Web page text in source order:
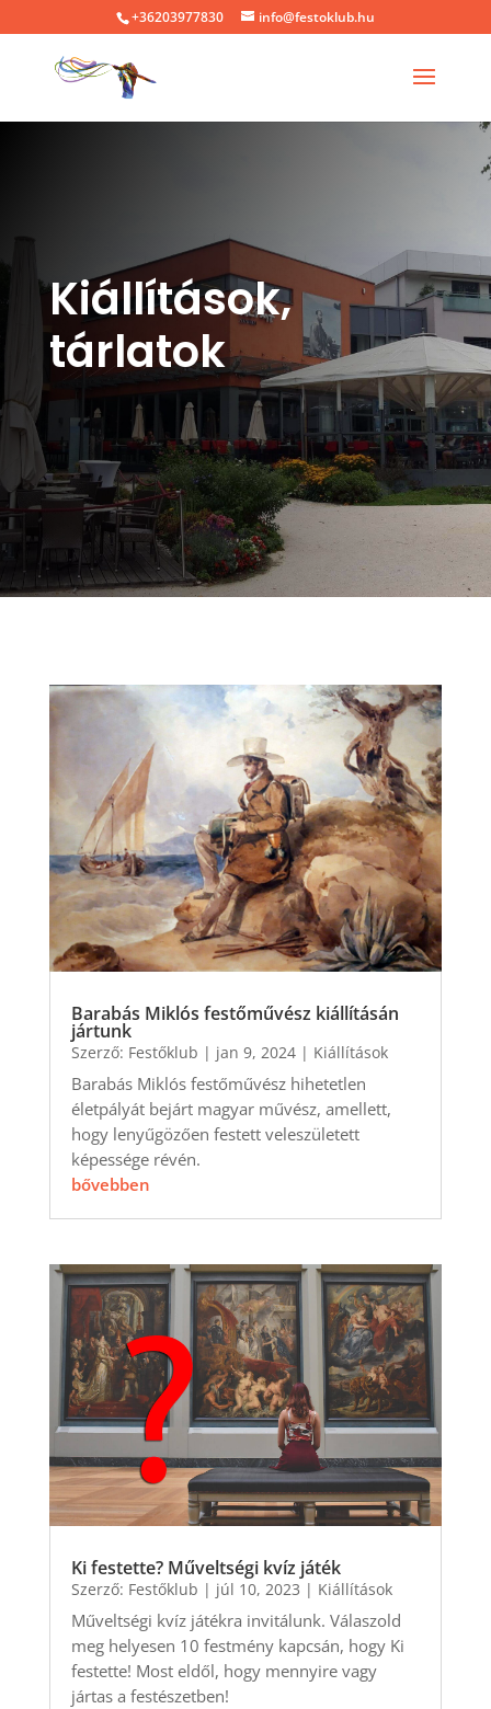
+36203977830 info@festoklub.hu
Kiállítások,
tárlatok
Barabás Miklós festőművész kiállításán
jártunk
Szerző: Festőklub | jan 9, 2024| Kiállítások
Barabás Miklós festőművész hihetetlen
életpályát bejárt magyar művész, amellett,
hogy lenyűgözően festett veleszületett
képessége révén.
bővebben
Ki festette? Műveltségi kvíz játék
Szerző: Festőklub | júl 10, 2023 | Kiállítások
Műveltségi kvíz játékra invitálunk. Válaszold
meg helyesen 10 festmény kapcsán, hogy Ki
festette! Most eldől, hogy mennyire vagy
jártas a festészetben!